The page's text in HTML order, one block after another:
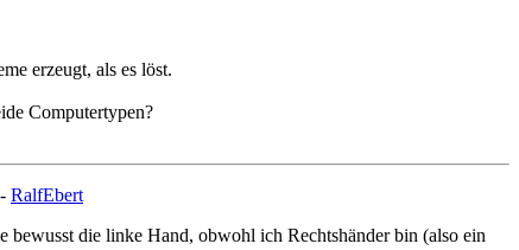
erzeugt, als es löst.
Computertypen?
RalfEbert
die linke Hand, obwohl ich Rechtshänder bin (also ein